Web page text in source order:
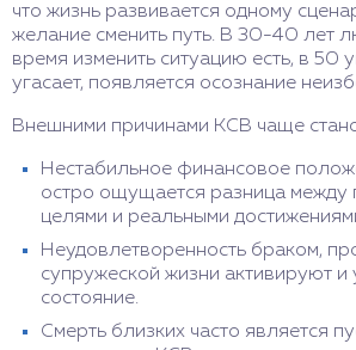
что жизнь развивается одному
желание сменить путь. В 30-40 лет
время изменить ситуацию есть, в 50
угасает, появляется осознание
Внешними причинами КСВ чаще
Нестабильное финансовое
остро ощущается разница между
целями и реальными
Неудовлетворенность браком,
супружеской жизни активируют и
состояние.
Смерть близких часто является